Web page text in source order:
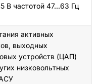
В частотой 47...63 Гц
активных
выходных
устройств (ЦАП)
низковольтных